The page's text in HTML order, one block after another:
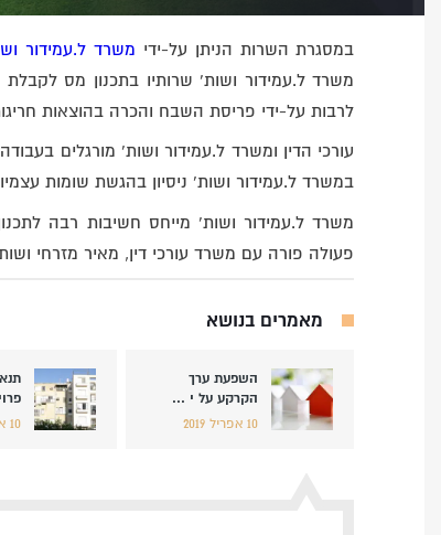
במסגרת השרות הניתן על-ידי משרד ל.עמידור
משרד ל.עמידור ושות’ שרותיו בתכנון מס
לרבות על-ידי פריסת השבח והכרה בהוצאות
עורכי הדין ומשרד ל.עמידור ושות’ מורגלים
במשרד ל.עמידור ושות’ ניסיון בהגשת שומות
משרד ל.עמידור ושות’ מייחס חשיבות רבה
פעולה פורה עם משרד עורכי דין, מאיר מזרחי
מאמרים בנושא
השפעת ערך
הקרקע על י ...
10 אפריל 2019 10 אפריל 2019
רמת גן
המלך ינאי
לפרטים